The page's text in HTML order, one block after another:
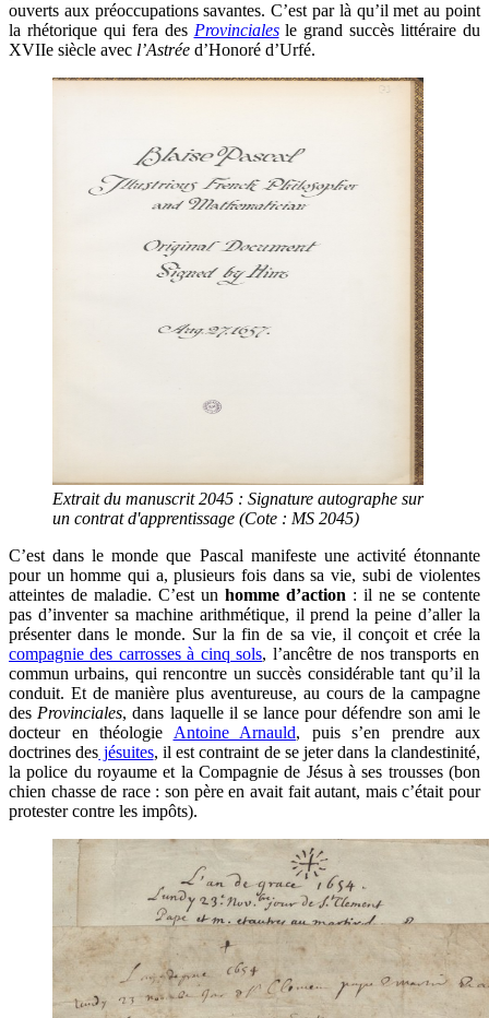
ouverts aux préoccupations savantes. C’est par là qu’il met au point
la rhétorique qui fera des Provincialesle grand succès littéraire du
XVIIe siècle avec l’Astrée d’Honoré d’Urfé.
Extrait du manuscrit 2045 : Signature autographe sur
un contrat d'apprentissage (Cote : MS 2045)
C’est dans le monde que Pascal manifeste une activité étonnante
pour un homme qui a, plusieurs fois dans sa vie, subi de violentes
atteintes de maladie. C’est un homme d’action : il ne se contente
pas d’inventer sa machine arithmétique, il prend la peine d’aller la
présenter dans le monde. Sur la fin de sa vie, il conçoit et crée la
compagnie des carrosses à cinq sols, l’ancêtre de nos transports en
commun urbains, qui rencontre un succès considérable tant qu’il la
conduit. Et de manière plus aventureuse, au cours de la campagne
des Provinciales, dans laquelle il se lance pour défendre son ami le
docteur en théologie Antoine Arnauld, puis s’en prendre aux
doctrines des jésuites, il est contraint de se jeter dans la clandestinité,
la police du royaume et la Compagnie de Jésus à ses trousses (bon
chien chasse de race : son père en avait fait autant, mais c’était pour
protester contre les impôts).